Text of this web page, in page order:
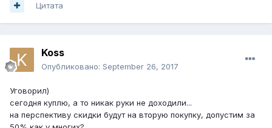
Цитата
Koss
Опубликовано: September 26, 2017
Уговорил)
сегодня куплю, а то никак руки не доходили...
на перспективу скидки будут на вторую покупку, допустим за